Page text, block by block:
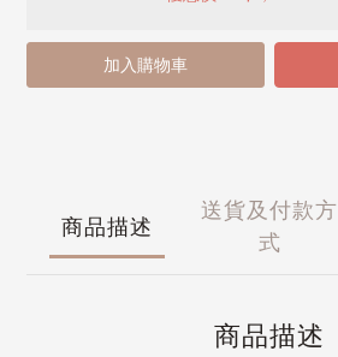
加入購物車
商品描述
送貨及付款方
式
商品描述